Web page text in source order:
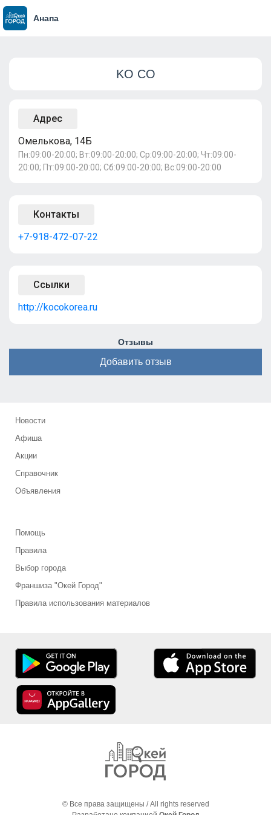
Анапа
KO CO
Адрес
Омелькова, 14Б
Пн:09:00-20:00; Вт:09:00-20:00; Ср:09:00-20:00; Чт:09:00-
20:00; Пт:09:00-20:00; Сб:09:00-20:00; Вс:09:00-20:00
Контакты
+7-918-472-07-22
Ссылки
http://kocokorea.ru
Отзывы
Добавить отзыв
Новости
Афиша
Акции
Справочник
Объявления
Помощь
Правила
Выбор города
Франшиза "Окей Город"
Правила использования материалов
© Все права защищены / All rights reserved